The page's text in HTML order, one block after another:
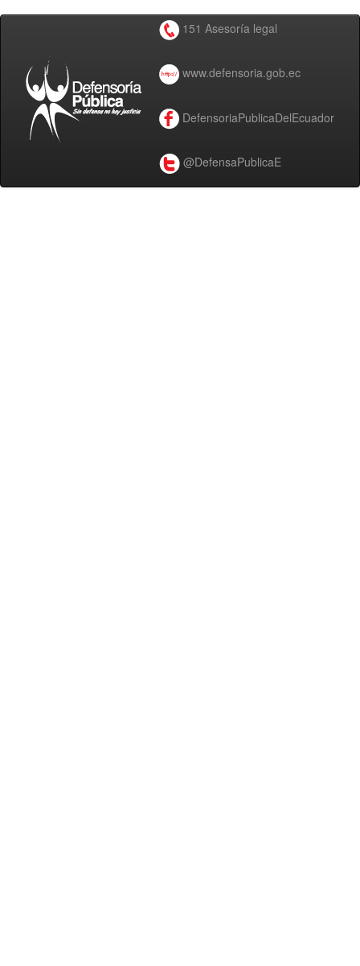
151 Asesoría legal
www.defensoria.gob.ec
DefensoriaPublicaDelEcuador
@DefensaPublicaE